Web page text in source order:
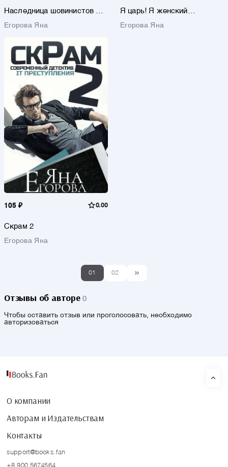
Наследница шовинистов де
Егорова Яна
Я царь! Я женский
Егорова Яна
105 ₽ 0.00
Скрам 2
Егорова Яна
01 02
Отзывы об авторе 0
Чтобы оставить отзыв или проголосовать, необходимо
авторизоваться
О компании
Авторам и Издательствам
Контакты
support@books.fan